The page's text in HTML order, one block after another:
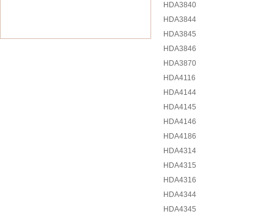
HDA3840
HDA3844
HDA3845
HDA3846
HDA3870
HDA4116
HDA4144
HDA4145
HDA4146
HDA4186
HDA4314
HDA4315
HDA4316
HDA4344
HDA4345